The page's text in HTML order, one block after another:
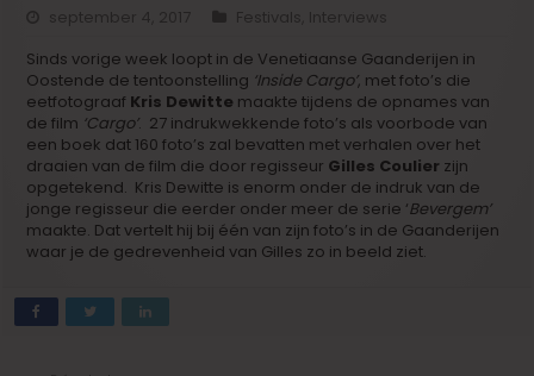
september 4, 2017 Festivals
Interviews
Sinds vorige week loopt in de Venetiaanse Gaanderijen in
Oostende de tentoonstelling ‘Inside Cargo’, met foto’s die
eetfotograaf Kris Dewitte maakte tijdens de opnames van
de film ‘Cargo’. 27 indrukwekkende foto’s als voorbode van
een boek dat 160 foto’s zal bevatten met verhalen over het
draaien van de film die door regisseur Gilles Coulier zijn
opgetekend. Kris Dewitte is enorm onder de indruk van de
jonge regisseur die eerder onder meer de serie ‘Bevergem’
maakte. Dat vertelt hij bij één van zijn foto’s in de Gaanderijen
waar je de gedrevenheid van Gilles zo in beeld ziet.